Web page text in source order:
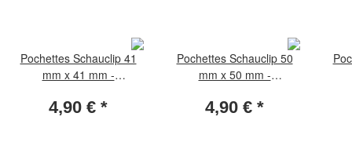
Pochettes Schauclip 41
mm x 41 mm -
pièces)
4,90 € *
Pochettes Schauclip 50
mm x 50 mm -
pièces)
4,90 € *